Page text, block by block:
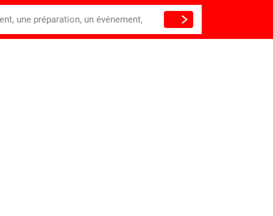
une préparation, un événement,